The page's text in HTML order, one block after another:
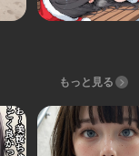
もっと見る